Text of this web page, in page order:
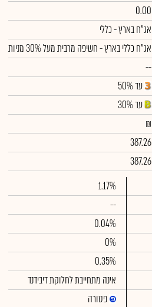
0.00
אג"ח בארץ - כללי
אג"ח כללי בארץ - חשיפה מרבית מעל 30% מניות
--
עד 50%
עד 30%
₪
387.26
387.26
1.17%
--
0.04%
0%
0.35%
אינה מתחייבת לחלוקת דיבידנד
פטורה